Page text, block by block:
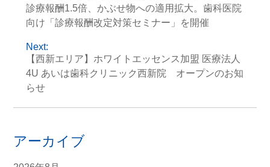
診療報酬1.5倍、かぶせ物への適用拡大。歯科医院
向け「診療報酬改定対策セミナー」を開催
Next:
【西新エリア】ホワイトエッセンス加盟 医療法人
4U あいは歯科クリニック西新院 オープンのお知
らせ
アーカイブ